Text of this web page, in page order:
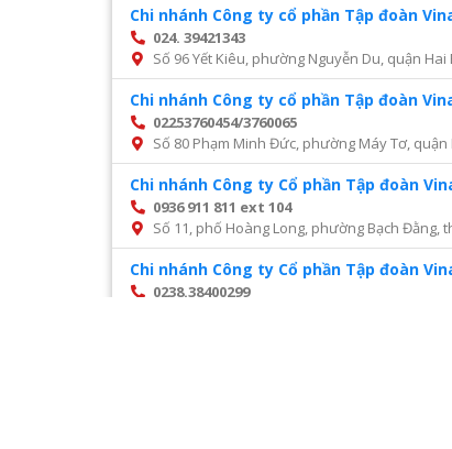
Chi nhánh Công ty cổ phần Tập đoàn
024. 39421343
Số 96 Yết Kiêu, phường Nguyễn Du, quận Hai
Chi nhánh Công ty cổ phần Tập đoàn
02253760454/3760065
Số 80 Phạm Minh Đức, phường Máy Tơ,
Chi nhánh Công ty Cổ phần Tập đoàn
0936 911 811 ext 104
Số 11, phố Hoàng Long, phường Bạch Đằng,
Chi nhánh Công ty Cổ phần Tập đoàn
0238.38400299